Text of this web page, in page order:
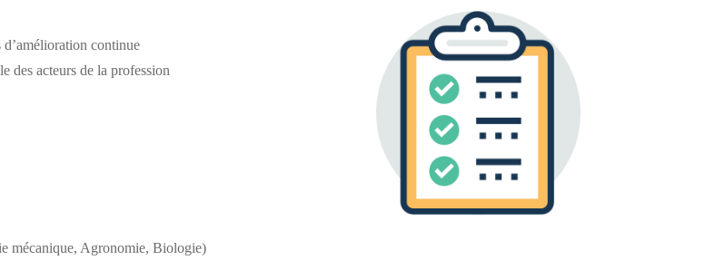
d’amélioration continue
des acteurs de la profession
mécanique, Agronomie, Biologie)